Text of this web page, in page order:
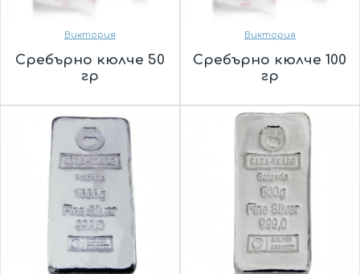
Виктория
Сребърно кюлче 50
гр
Виктория
Сребърно кюлче 100
гр